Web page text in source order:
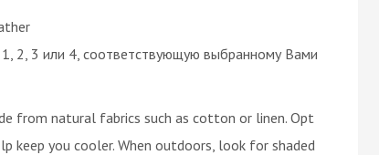
2, 3 или 4, соответствующую выбранному Вами
from natural fabrics such as cotton or linen. Opt
keep you cooler. When outdoors, look for shaded